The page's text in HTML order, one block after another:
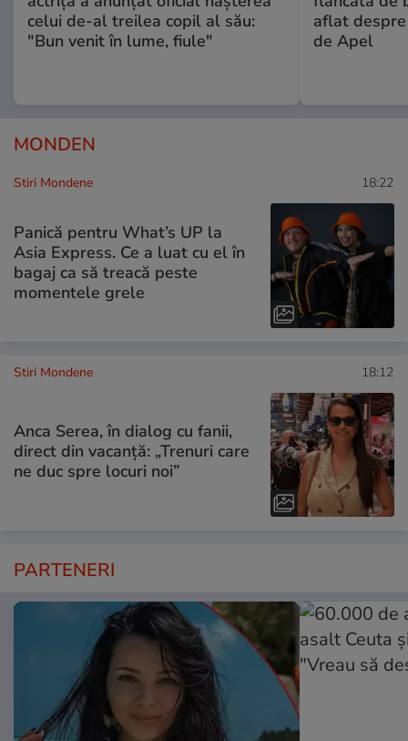
celui de-al treilea copil al său:
"Bun venit în lume, fiule"
aflat
de Apel
MONDEN
Stiri Mondene 18:22
Panică pentru What’s UP la
Asia Express. Ce a luat cu el în
bagaj ca să treacă peste
momentele grele
Stiri Mondene 18:12
Anca Serea, în dialog cu fanii,
direct din vacanță: „Trenuri care
ne duc spre locuri noi”
PARTENERI